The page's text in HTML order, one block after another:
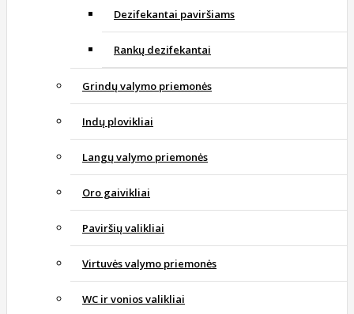
Dezifekantai paviršiams
Rankų dezifekantai
Grindų valymo priemonės
Indų plovikliai
Langų valymo priemonės
Oro gaivikliai
Paviršių valikliai
Virtuvės valymo priemonės
WC ir vonios valikliai